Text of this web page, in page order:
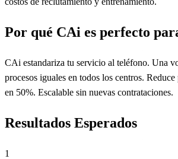
Por qué CAi es perfecto
CAi estandariza tu servicio al teléfono. Una
procesos iguales en todos los centros.
en 50%. Escalable sin nuevas contrataciones.
Resultados Esperados
1